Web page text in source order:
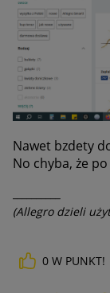
Nawet bzdety
No chyba, że
(Allegro dzieli
0 W PUNKT!